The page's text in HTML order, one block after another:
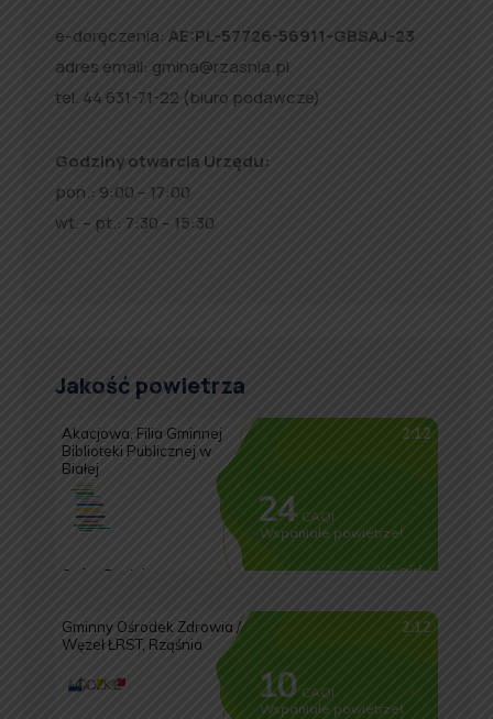
e-doręczenia: AE:PL-57726-56911-GBSAJ-23
adres email: gmina@rzasnia.pl
tel. 44 631-71-22 (biuro podawcze)
Godziny otwarcia Urzędu:
pon.: 9:00 – 17:00
wt. – pt.: 7:30 – 15:30
Jakość powietrza